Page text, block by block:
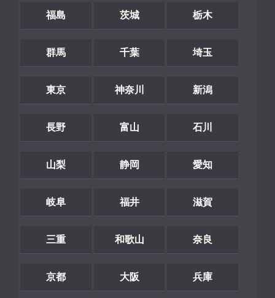
福島 茨城 栃木
群馬 千葉 埼玉
東京 神奈川 新潟
長野 富山 石川
山梨 静岡 愛知
岐阜 福井 滋賀
三重 和歌山 奈良
京都 大阪 兵庫